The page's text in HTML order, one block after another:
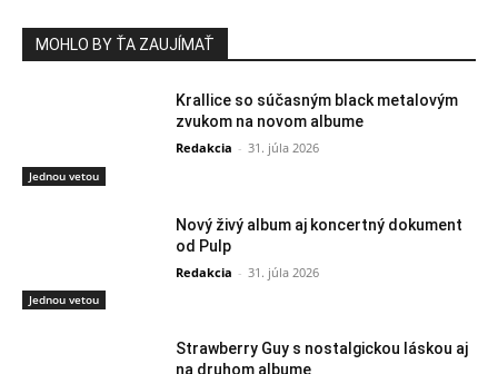
MOHLO BY ŤA ZAUJÍMAŤ
Jednou vetou
Krallice so súčasným black metalovým
zvukom na novom albume
Redakcia - 31. júla 2026
Jednou vetou
Nový živý album aj koncertný dokument
od Pulp
Redakcia - 31. júla 2026
Strawberry Guy s nostalgickou láskou aj
na druhom albume